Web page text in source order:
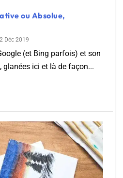
ou Absolue,
2 Déc 2019
(et Bing parfois) et son
glanées ici et là de façon...